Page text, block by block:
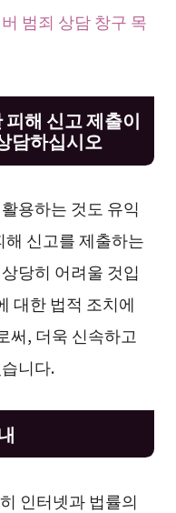
범죄 상담 창구 목
해 신고 제출이
담하십시오
용하는 것도 유익
신고를 제출하는
당히 어려울 것입
대한 법적 조치에
써, 더욱 신속하고
니다.
인터넷과 법률의